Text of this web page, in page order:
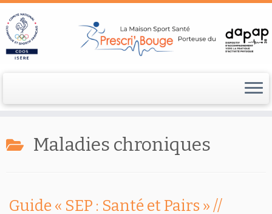
au
contenu Maladies chroniques
Guide « SEP : Santé et Pairs » //